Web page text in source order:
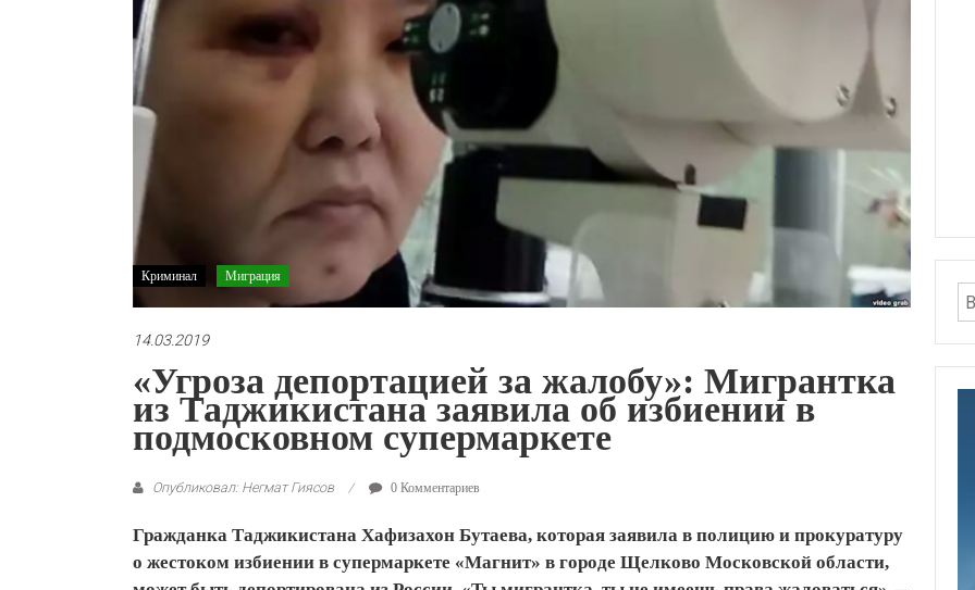
Криминал Миграция
14.03.2019
«Угроза депортацией за жалобу»: Мигрантка
из Таджикистана заявила об избиении в
подмосковном супермаркете
Опубликовал: Негмат Гиясов 0 Комментариев
Гражданка Таджикистана Хафизахон Бутаева, которая заявила в полицию и прокуратуру
о жестоком избиении в супермаркете «Магнит» в городе Щелково Московской области,